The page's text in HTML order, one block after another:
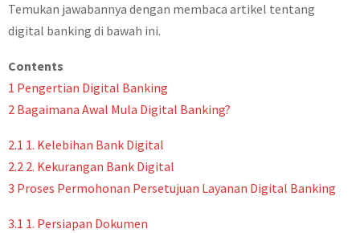
Temukan jawabannya dengan membaca artikel tentang
digital banking di bawah ini.
Contents
1 Pengertian Digital Banking
2 Bagaimana Awal Mula Digital Banking?
2.1 1. Kelebihan Bank Digital
2.2 2. Kekurangan Bank Digital
3 Proses Permohonan Persetujuan Layanan Digital Banking
3.1 1. Persiapan Dokumen